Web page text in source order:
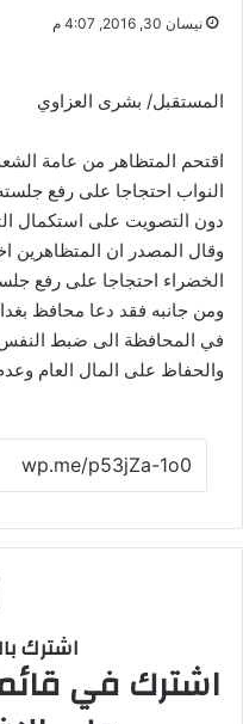
نيسان 30, 2016, 4:07 م
المستقبل/ بشرى العزاوي
اقتحم المتظاهر من عامة
النواب احتجاجا على رفع
دون التصويت على استكمال
وقال المصدر ان المتظاهرين
الخضراء احتجاجا على رفع
ومن جانبه فقد دعا محافظ
في المحافظة الى ضبط
والحفاظ على المال العام
اشترك
اشترك في